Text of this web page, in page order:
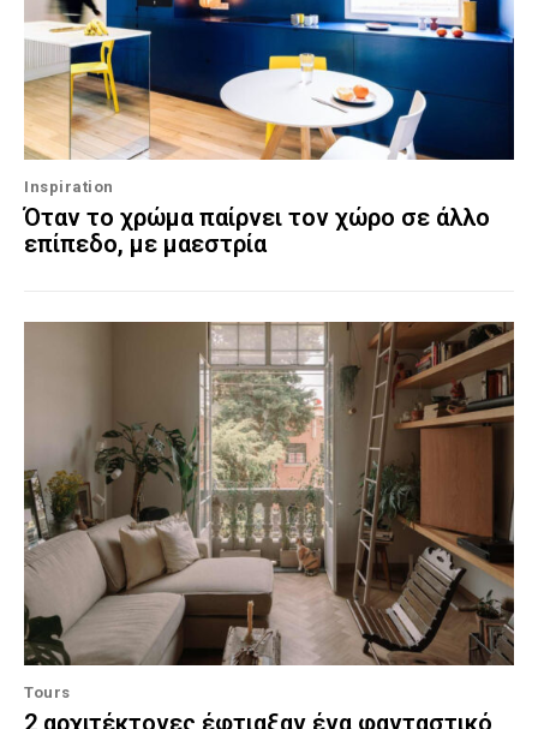
Inspiration
Όταν το χρώμα παίρνει τον χώρο σε άλλο
επίπεδο, με μαεστρία
Tours
2 αρχιτέκτονες έφτιαξαν ένα φανταστικό